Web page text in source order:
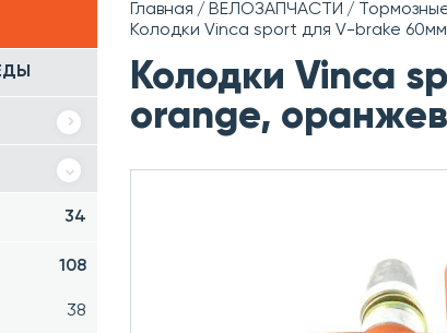
34
108
38
Главная ВЕЛОЗАПЧАСТИ
Колодки Vinca sport для V-brake
Колодки Vinca
orange,